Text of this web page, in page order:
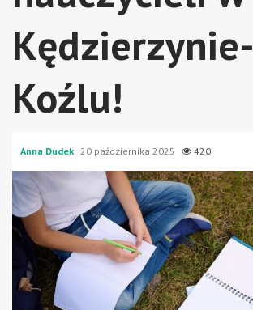
Kędzierzynie-
Koźlu!
Anna Dudek 20 października 2025 420